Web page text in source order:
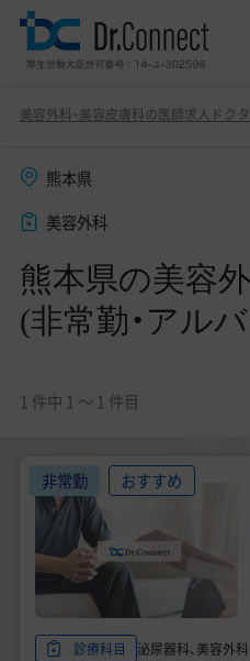
美容クリニック見学ご希望の
サービス紹介
ドクターコネクトの強み
エージェント紹介
常勤求人一覧
美容医療医師の転職お役立ちコ
美容クリニック見学・研修
美容外科・美容皮膚科の医
美容クリニックインタビュ
美容外科・美容皮膚科の医師求人ドク
熊本県
美容外科
熊本県の美容
(非常勤・アル
1 件中 1 〜 1 件目
熊本県の美容外科の医師求人(
覧
非常勤 おすすめ
診療科目
泌尿器科、美容外科